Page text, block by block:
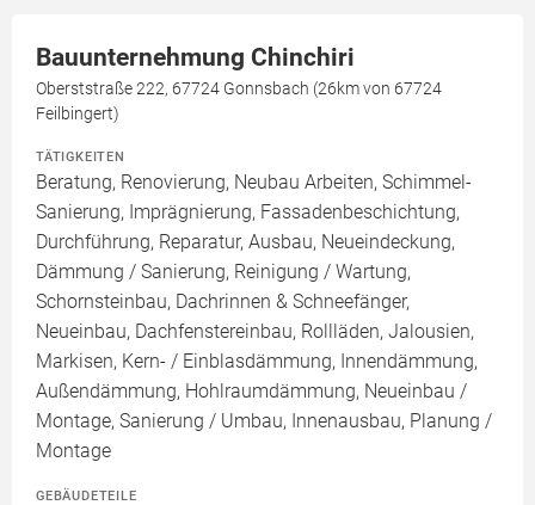
Bauunternehmung Chinchiri
Oberststraße 222, 67724 Gonnsbach (26km von 67724
Feilbingert)
TÄTIGKEITEN
Beratung, Renovierung, Neubau Arbeiten, Schimmel-
Sanierung, Imprägnierung, Fassadenbeschichtung,
Durchführung, Reparatur, Ausbau, Neueindeckung,
Dämmung / Sanierung, Reinigung / Wartung,
Schornsteinbau, Dachrinnen & Schneefänger,
Neueinbau, Dachfenstereinbau, Rollläden, Jalousien,
Markisen, Kern- / Einblasdämmung, Innendämmung,
Außendämmung, Hohlraumdämmung, Neueinbau /
Montage, Sanierung / Umbau, Innenausbau, Planung /
Montage
GEBÄUDETEILE